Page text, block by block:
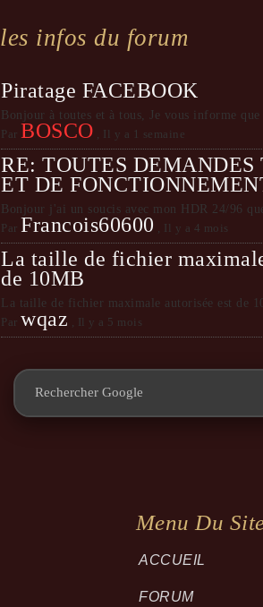
les infos du forum
Piratage FACEBOOK
Bonjour à toutes et à tous, Je vous informe que
Par BOSCO Il y a 1 semaine
RE: TOUTES DEMANDES
ET DE
Bonjour j'ai un soucis avec mon HDR 24/96
Par Francois60600 Il y a 4 mois
La taille de fichier
de 10MB
La taille de fichier maximale autorisée est de
Par wqaz Il y a 5 mois
Menu Du
ACCUEIL
FORUM